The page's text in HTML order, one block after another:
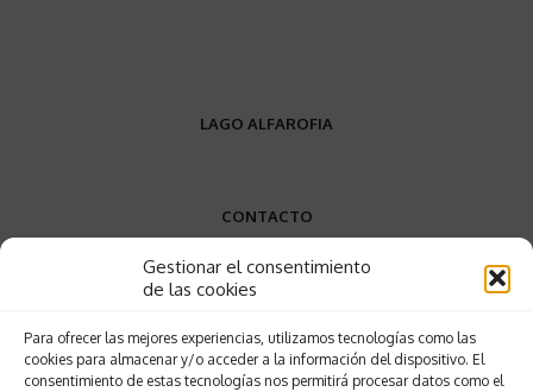
Gestionar el consentimiento
de las cookies
Para ofrecer las mejores experiencias, utilizamos tecnologías como las
cookies para almacenar y/o acceder a la información del dispositivo. El
consentimiento de estas tecnologías nos permitirá procesar datos como el
LAGO ALFAROFIA
CONTACTO
VW9W+P9
Elvas, Portugal
+34 689 858 388
lagodaalfarofia@gmail.com